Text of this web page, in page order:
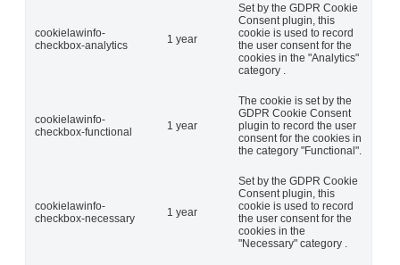
cookielawinfo-
checkbox-analytics
1 year
Set by the GDPR Cookie
Consent plugin, this
cookie is used to record
the user consent for the
cookies in the "Analytics"
category .
cookielawinfo-
checkbox-functional
1 year
The cookie is set by the
GDPR Cookie Consent
plugin to record the user
consent for the cookies in
the category "Functional".
cookielawinfo-
checkbox-necessary
1 year
Set by the GDPR Cookie
Consent plugin, this
cookie is used to record
the user consent for the
cookies in the
"Necessary" category .